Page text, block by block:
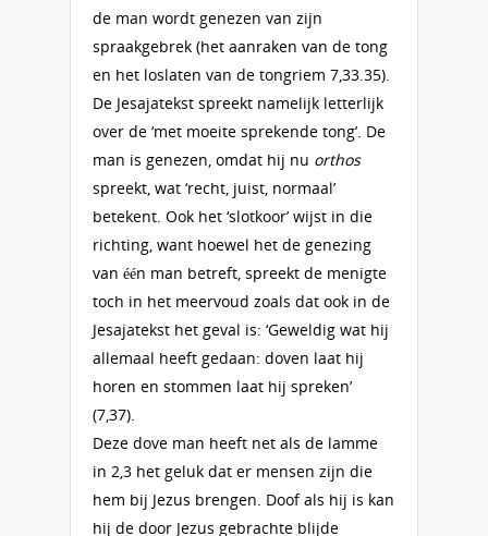
de man wordt genezen van zijn
spraakgebrek (het aanraken van de tong
en het loslaten van de tongriem 7,33.35).
De Jesajatekst spreekt namelijk letterlijk
over de ‘met moeite sprekende tong’. De
man is genezen, omdat hij nu orthos
spreekt, wat ‘recht, juist, normaal’
betekent. Ook het ‘slotkoor’ wijst in die
richting, want hoewel het de genezing
van één man betreft, spreekt de menigte
toch in het meervoud zoals dat ook in de
Jesajatekst het geval is: ‘Geweldig wat hij
allemaal heeft gedaan: doven laat hij
horen en stommen laat hij spreken’
(7,37).
Deze dove man heeft net als de lamme
in 2,3 het geluk dat er mensen zijn die
hem bij Jezus brengen. Doof als hij is kan
hij de door Jezus gebrachte blijde